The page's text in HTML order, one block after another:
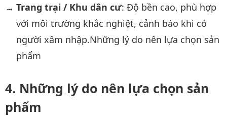
Trang trại / Khu dân cư: Độ bền cao, phù hợp
với môi trường khắc nghiệt, cảnh báo khi có
người xâm nhập.Những lý do nên lựa chọn sản
phẩm
Những lý do nên lựa chọn sản
phẩm